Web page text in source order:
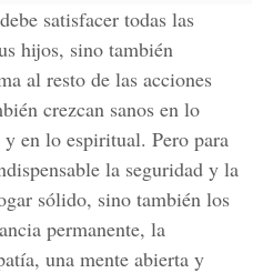
satisfacer todas las
hijos, sino también
al resto de las acciones
crezcan sanos en lo
en lo espiritual. Pero para
la seguridad y la
sólido, sino también los
permanente, la
una mente abierta y